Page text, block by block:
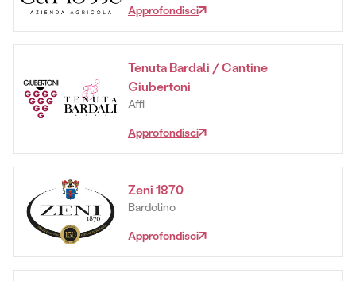
Approfondisci
Tenuta Bardali / Cantine
Giubertoni
Affi
Approfondisci
Zeni 1870
Bardolino
Approfondisci